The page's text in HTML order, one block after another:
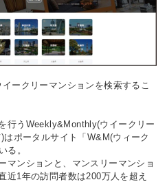
ークリーマンションを検索するこ
行うWeekly&Monthly(ウイークリー
ポータルサイト「W&M(ウィーク
る。
ンションと、マンスリーマンショ
近1年の訪問者数は200万人を超え